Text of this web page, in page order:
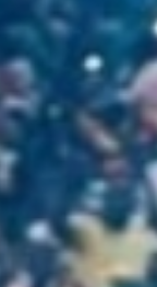
é
d
u
o
o
l